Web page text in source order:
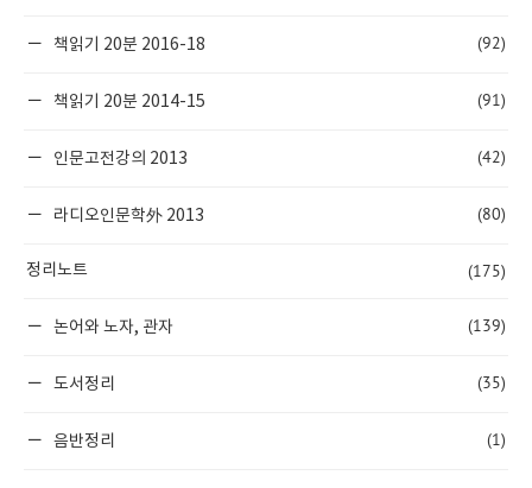
책읽기 20분 2016-18 (92)
책읽기 20분 2014-15 (91)
인문고전강의 2013 (42)
라디오인문학外 2013 (80)
정리노트 (175)
논어와 노자, 관자 (139)
도서정리 (35)
음반정리 (1)